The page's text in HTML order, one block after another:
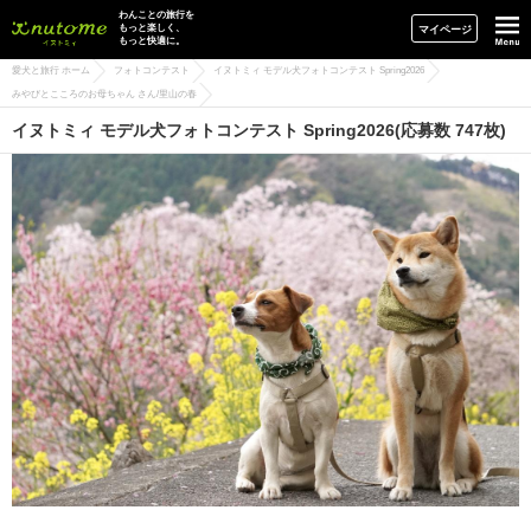
イヌトミィ
わんことの旅行を
もっと楽しく、
もっと快適に。
マイページ
愛犬と旅行 ホーム フォトコンテスト イヌトミィ モデル犬フォトコンテスト Spring2026
みやびとこころのお母ちゃん さん/里山の春
イヌトミィ モデル犬フォトコンテスト Spring2026(応募数 747枚)